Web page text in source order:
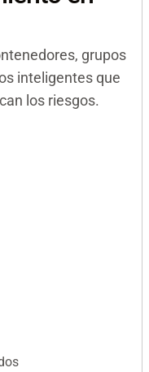
grupos
inteligentes que
los riesgos.